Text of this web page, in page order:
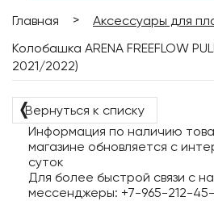
Главная > Аксессуары для
Колобашка ARENA FREEFLOW
2021/2022)
❬Вернуться к списку
Информация по наличию
магазине обновляется с
суток
Для более быстрой связи с
мессенджеры: +7-965-212-